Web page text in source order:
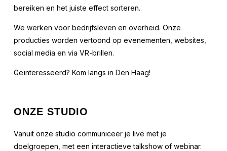
bereiken en het juiste effect sorteren.
We werken voor bedrijfsleven en overheid. Onze
producties worden vertoond op evenementen, websites,
social media en via VR-brillen.
Geïnteresseerd? Kom langs in Den Haag!
ONZE STUDIO
Vanuit onze studio communiceer je live met je
doelgroepen, met een interactieve talkshow of webinar.